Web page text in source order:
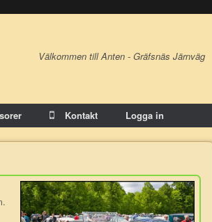
Välkommen till Anten - Gräfsnäs Järnväg
Kontakt Logga in